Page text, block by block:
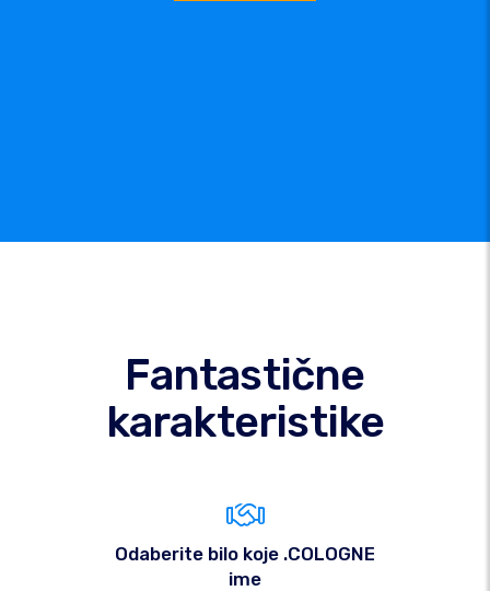
Fantastične
karakteristike
Odaberite bilo koje .COLOGNE
ime